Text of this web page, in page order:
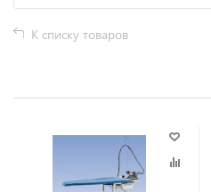
К списку товаров